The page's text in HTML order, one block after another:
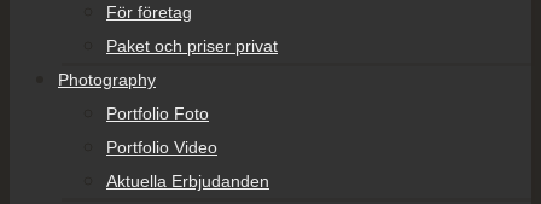
För företag
Paket och priser privat
Photography
Portfolio Foto
Portfolio Video
Aktuella Erbjudanden